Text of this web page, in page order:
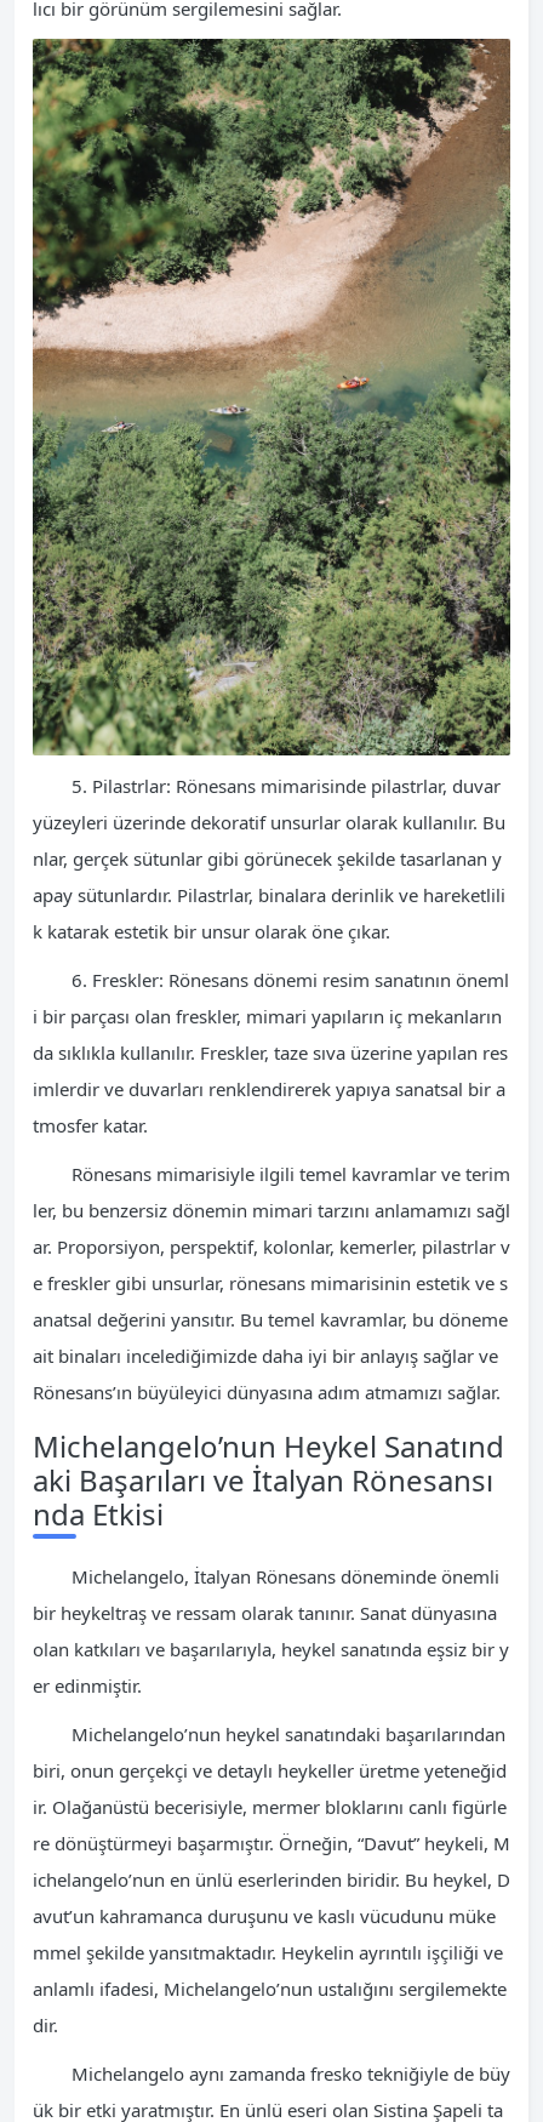
lıcı bir görünüm sergilemesini sağlar.
5. Pilastrlar: Rönesans mimarisinde pilastrlar, duvar
yüzeyleri üzerinde dekoratif unsurlar olarak kullanılır. Bu
nlar, gerçek sütunlar gibi görünecek şekilde tasarlanan y
apay sütunlardır. Pilastrlar, binalara derinlik ve hareketlili
k katarak estetik bir unsur olarak öne çıkar.
6. Freskler: Rönesans dönemi resim sanatının öneml
i bir parçası olan freskler, mimari yapıların iç mekanların
da sıklıkla kullanılır. Freskler, taze sıva üzerine yapılan res
imlerdir ve duvarları renklendirerek yapıya sanatsal bir a
tmosfer katar.
Rönesans mimarisiyle ilgili temel kavramlar ve terim
ler, bu benzersiz dönemin mimari tarzını anlamamızı sağl
ar. Proporsiyon, perspektif, kolonlar, kemerler, pilastrlar v
e freskler gibi unsurlar, rönesans mimarisinin estetik ve s
anatsal değerini yansıtır. Bu temel kavramlar, bu döneme
ait binaları incelediğimizde daha iyi bir anlayış sağlar ve
Rönesans’ın büyüleyici dünyasına adım atmamızı sağlar.
Michelangelo’nun Heykel Sanatınd
aki Başarıları ve İtalyan Rönesansı
nda Etkisi
Michelangelo, İtalyan Rönesans döneminde önemli
bir heykeltraş ve ressam olarak tanınır. Sanat dünyasına
olan katkıları ve başarılarıyla, heykel sanatında eşsiz bir y
er edinmiştir.
Michelangelo’nun heykel sanatındaki başarılarından
biri, onun gerçekçi ve detaylı heykeller üretme yeteneğid
ir. Olağanüstü becerisiyle, mermer bloklarını canlı figürle
re dönüştürmeyi başarmıştır. Örneğin, “Davut” heykeli, M
ichelangelo’nun en ünlü eserlerinden biridir. Bu heykel, D
avut’un kahramanca duruşunu ve kaslı vücudunu müke
mmel şekilde yansıtmaktadır. Heykelin ayrıntılı işçiliği ve
anlamlı ifadesi, Michelangelo’nun ustalığını sergilemekte
dir.
Michelangelo aynı zamanda fresko tekniğiyle de büy
ük bir etki yaratmıştır. En ünlü eseri olan Sistina Şapeli ta